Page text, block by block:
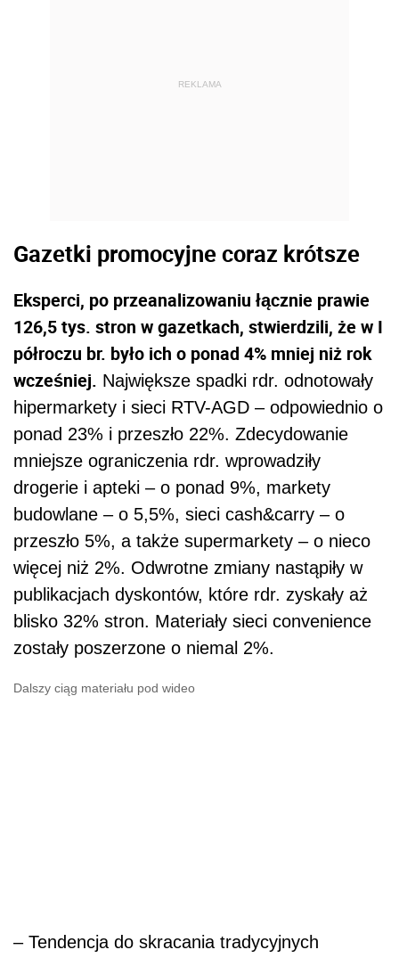
REKLAMA
Gazetki promocyjne coraz krótsze
Eksperci, po przeanalizowaniu łącznie prawie
126,5 tys. stron w gazetkach, stwierdzili, że w I
półroczu br. było ich o ponad 4% mniej niż rok
wcześniej. Największe spadki rdr. odnotowały
hipermarkety i sieci RTV-AGD – odpowiednio o
ponad 23% i przeszło 22%. Zdecydowanie
mniejsze ograniczenia rdr. wprowadziły
drogerie i apteki – o ponad 9%, markety
budowlane – o 5,5%, sieci cash&carry – o
przeszło 5%, a także supermarkety – o nieco
więcej niż 2%. Odwrotne zmiany nastąpiły w
publikacjach dyskontów, które rdr. zyskały aż
blisko 32% stron. Materiały sieci convenience
zostały poszerzone o niemal 2%.
Dalszy ciąg materiału pod wideo
– Tendencja do skracania tradycyjnych